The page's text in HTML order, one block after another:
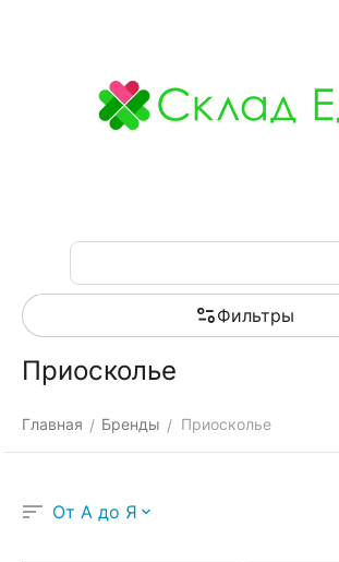
Фильтры
Приосколье
Главная / Бренды / Приосколье
От А до Я